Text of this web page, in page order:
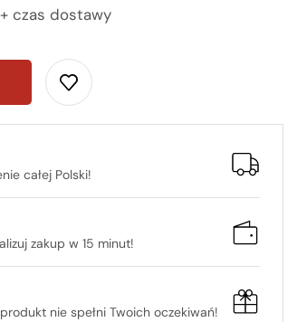
czas dostawy
całej Polski!
zakup w 15 minut!
nie spełni Twoich oczekiwań!